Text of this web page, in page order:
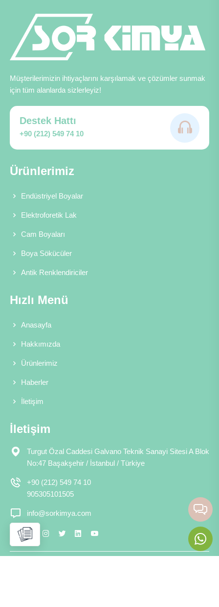
Müşterilerimizin ihtiyaçlarını karşılamak ve çözümler sunmak
için tüm alanlarda sizlerleyiz!
Destek Hattı
+90 (212) 549 74 10
Ürünlerimiz
Endüstriyel Boyalar
Elektroforetik Lak
Cam Boyaları
Boya Sökücüler
Antik Renklendiriciler
Hızlı Menü
Anasayfa
Hakkımızda
Ürünlerimiz
Haberler
İletişim
İletişim
Turgut Özal Caddesi Galvano Teknik Sanayi Sitesi A Blok
No:47 Başakşehir / İstanbul / Türkiye
+90 (212) 549 74 10
905305101505
info@sorkimya.com